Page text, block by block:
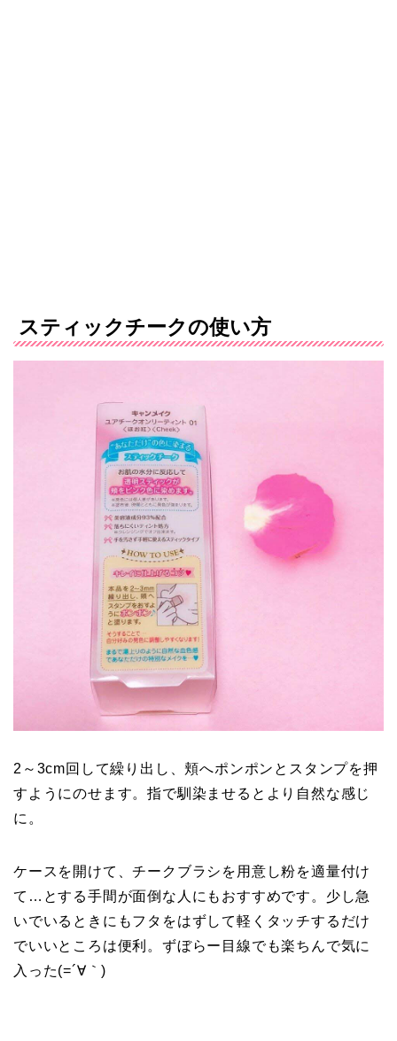
スティックチークの使い方
2～3cm回して繰り出し、頬へポンポンとスタンプを押
すようにのせます。指で馴染ませるとより自然な感じ
に。
ケースを開けて、チークブラシを用意し粉を適量付け
て…とする手間が面倒な人にもおすすめです。少し急
いでいるときにもフタをはずして軽くタッチするだけ
でいいところは便利。ずぼらー目線でも楽ちんで気に
入った(=´∀｀)